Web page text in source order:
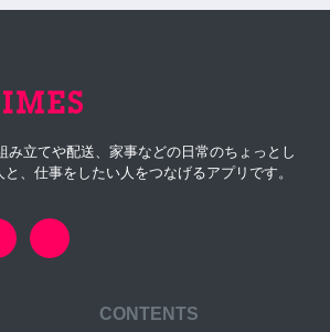
み立てや配送、家事などの日常のちょっとし
、仕事をしたい人をつなげるアプリです。
CONTENTS